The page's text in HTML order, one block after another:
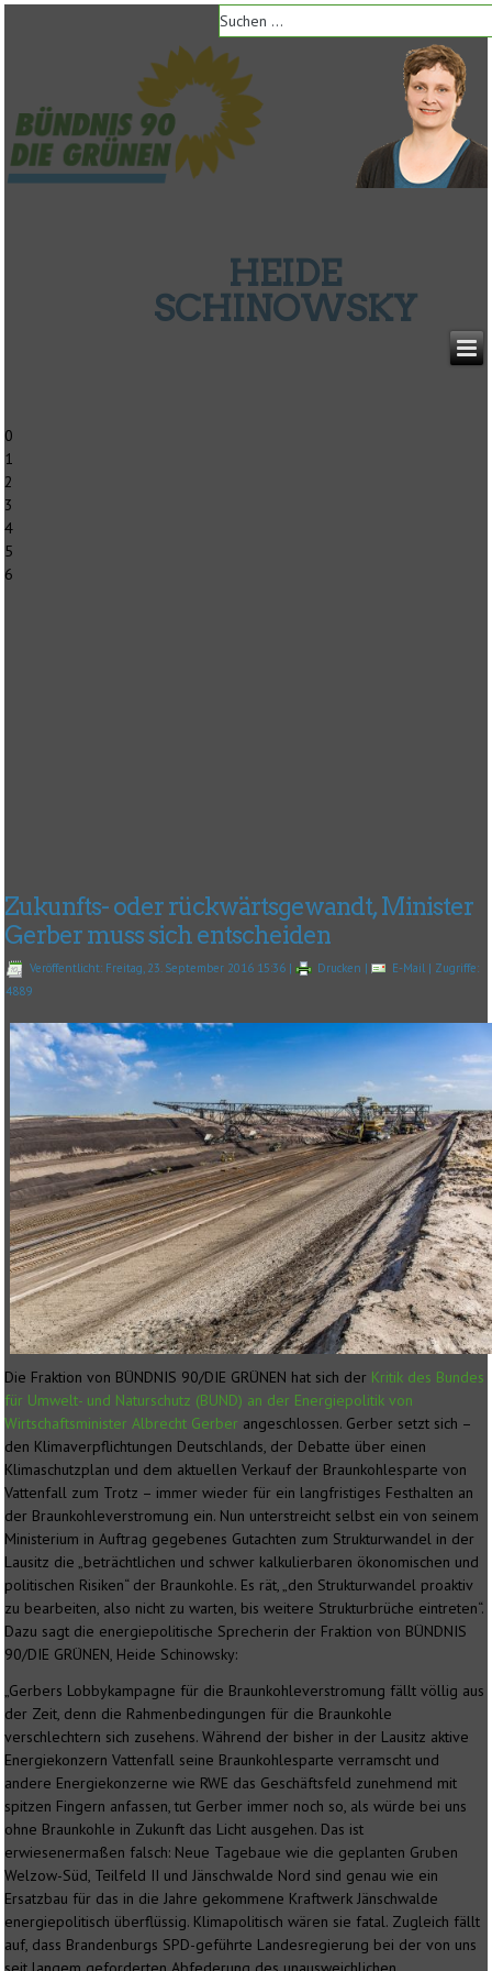
HEIDE
SCHINOWSKY
0
1
2
3
4
5
6
Zukunfts- oder rückwärtsgewandt, Minister
Gerber muss sich entscheiden
Veröffentlicht: Freitag, 23. September 2016 15:36 | Drucken | E-Mail | Zugriffe:
4889
Die Fraktion von BÜNDNIS 90/DIE GRÜNEN hat sich der Kritik des Bundes
für Umwelt- und Naturschutz (BUND) an der Energiepolitik von
Wirtschaftsminister Albrecht Gerber angeschlossen. Gerber setzt sich –
den Klimaverpflichtungen Deutschlands, der Debatte über einen
Klimaschutzplan und dem aktuellen Verkauf der Braunkohlesparte von
Vattenfall zum Trotz – immer wieder für ein langfristiges Festhalten an
der Braunkohleverstromung ein. Nun unterstreicht selbst ein von seinem
Ministerium in Auftrag gegebenes Gutachten zum Strukturwandel in der
Lausitz die „beträchtlichen und schwer kalkulierbaren ökonomischen und
politischen Risiken“ der Braunkohle. Es rät, „den Strukturwandel proaktiv
zu bearbeiten, also nicht zu warten, bis weitere Strukturbrüche eintreten“.
Dazu sagt die energiepolitische Sprecherin der Fraktion von BÜNDNIS
90/DIE GRÜNEN, Heide Schinowsky:
„Gerbers Lobbykampagne für die Braunkohleverstromung fällt völlig aus
der Zeit, denn die Rahmenbedingungen für die Braunkohle
verschlechtern sich zusehens. Während der bisher in der Lausitz aktive
Energiekonzern Vattenfall seine Braunkohlesparte verramscht und
andere Energiekonzerne wie RWE das Geschäftsfeld zunehmend mit
spitzen Fingern anfassen, tut Gerber immer noch so, als würde bei uns
ohne Braunkohle in Zukunft das Licht ausgehen. Das ist
erwiesenermaßen falsch: Neue Tagebaue wie die geplanten Gruben
Welzow-Süd, Teilfeld II und Jänschwalde Nord sind genau wie ein
Ersatzbau für das in die Jahre gekommene Kraftwerk Jänschwalde
energiepolitisch überflüssig. Klimapolitisch wären sie fatal. Zugleich fällt
auf, dass Brandenburgs SPD-geführte Landesregierung bei der von uns